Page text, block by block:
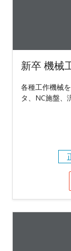
新卒 機械
各種工作機械
タ、NC施盤、